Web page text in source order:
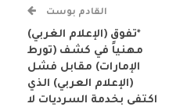
القادم بوست
*تفوق (الإعلام الغربي)
مهنياً في كشف (تورط
الإمارات) مقابل فشل
(الإعلام العربي) الذي
اكتفى بخدمة السرديات لا